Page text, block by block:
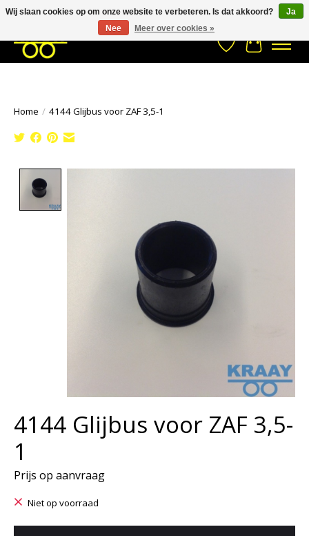
033- 2470 538 info@kraaybv.com Stuur een Whatsapp bericht
Verlanglijst
Home / 4144 Glijbus voor ZAF 3,5-1
4144 Glijbus voor ZAF 3,5-
1
Prijs op aanvraag
Niet op voorraad
Wij slaan cookies op om onze website te verbeteren. Is dat akkoord?
Ja
Nee
Meer over cookies »